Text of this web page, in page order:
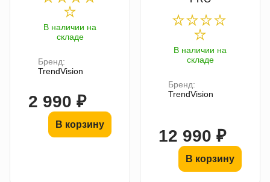
В наличии на
складе
Бренд:
TrendVision
2 990 ₽
В корзину
В наличии на
складе
Бренд:
TrendVision
12 990 ₽
В корзину